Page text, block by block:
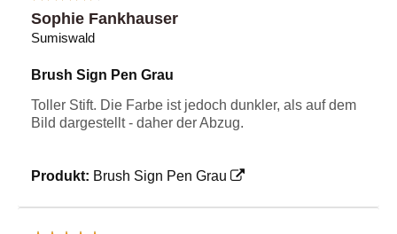
Sophie Fankhauser
Sumiswald
Brush Sign Pen Grau
Toller Stift. Die Farbe ist jedoch dunkler, als auf dem
Bild dargestellt - daher der Abzug.
Produkt: Brush Sign Pen Grau